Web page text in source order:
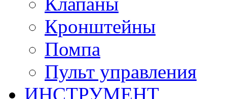
Кронштейны
Помпа
Пульт управления
ИНСТРУМЕНТ